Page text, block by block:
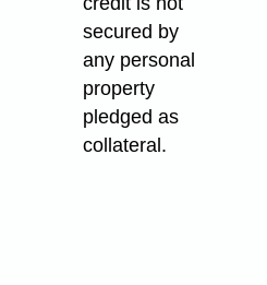
secured by
any personal
property
pledged as
collateral.